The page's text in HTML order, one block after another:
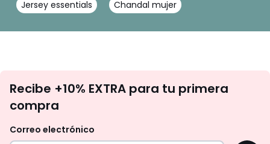
Jersey essentials Chandal mujer
te
Recibe +10% EXTRA para tu primera
compra
Correo electrónico